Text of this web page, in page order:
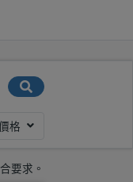
格
要求。